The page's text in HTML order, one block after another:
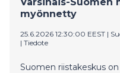
myönnetty
25.6.2026 12:30:00 EEST |
| Tiedote
Suomen riistakeskus